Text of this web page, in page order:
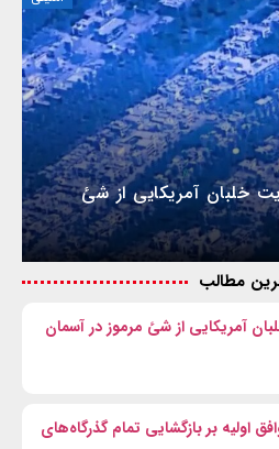
خلبان آمریکایی از شئ
مطالب
آمریکایی از شئ مرموز در آسمان
اولیه بر بازگشایی تمام گذرگاه‌های